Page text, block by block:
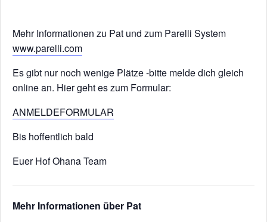
Mehr Informationen zu Pat und zum Parelli System
www.parelli.com
Es gibt nur noch wenige Plätze -bitte melde dich gleich
online an. Hier geht es zum Formular:
ANMELDEFORMULAR
Bis hoffentlich bald
Euer Hof Ohana Team
Mehr Informationen über Pat